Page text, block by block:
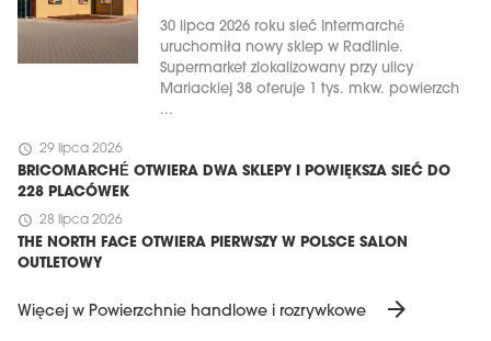
30 lipca 2026 roku sieć Intermarché
uruchomiła nowy sklep w Radlinie.
Supermarket zlokalizowany przy ulicy
Mariackiej 38 oferuje 1 tys. mkw. powierzch
...
schedule 29 lipca 2026
BRICOMARCHÉ OTWIERA DWA SKLEPY I POWIĘKSZA SIEĆ DO
228 PLACÓWEK
schedule 28 lipca 2026
THE NORTH FACE OTWIERA PIERWSZY W POLSCE SALON
OUTLETOWY
Więcej w Powierzchnie handlowe i rozrywkowe arrow_forward